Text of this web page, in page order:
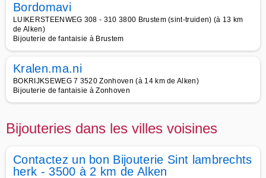
Bordomavi
LUIKERSTEENWEG 308 - 310 3800 Brustem (sint-truiden) (à 13 km
de Alken)
Bijouterie de fantaisie à Brustem
Kralen.ma.ni
BOKRIJKSEWEG 7 3520 Zonhoven (à 14 km de Alken)
Bijouterie de fantaisie à Zonhoven
Bijouteries dans les villes voisines
Contactez un bon Bijouterie Sint lambrechts
herk - 3500 à 2 km de Alken